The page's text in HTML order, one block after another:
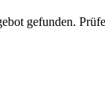
gefunden.